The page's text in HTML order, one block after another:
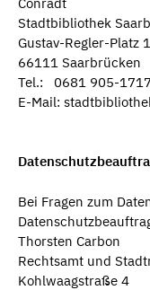
Stadtbibliothek
Gustav-Regler-Platz 1
66111 Saarbrücken
Tel.: 0681 905-1717
E-Mail:
Bei Fragen zum
Thorsten Carbon
Rechtsamt und
Kohlwaagstraße 4